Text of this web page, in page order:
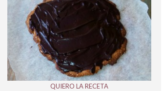
QUIERO LA RECETA